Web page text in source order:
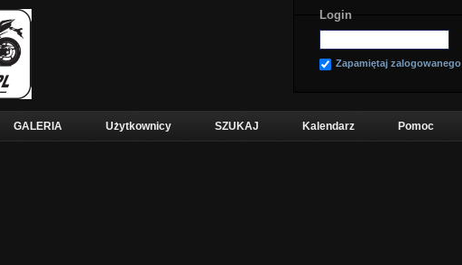
Login
Zapamiętaj zalogowanego
GALERIA Użytkownicy SZUKAJ Kalendarz Pomoc